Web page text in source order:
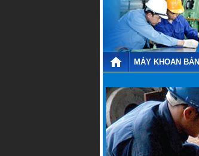
MÁY KHOAN BÀN